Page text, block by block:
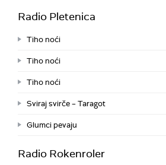
Radio Pletenica
Tiho noći
Tiho noći
Tiho noći
Sviraj svirče – Taragot
Glumci pevaju
Radio Rokenroler